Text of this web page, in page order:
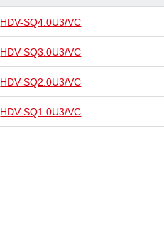
HDV-SQ4.0U3/VC
HDV-SQ3.0U3/VC
HDV-SQ2.0U3/VC
HDV-SQ1.0U3/VC